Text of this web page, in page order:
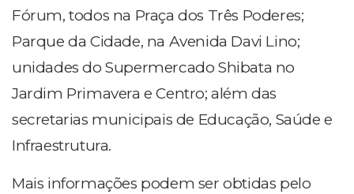
Fórum, todos na Praça dos Três Poderes;
Parque da Cidade, na Avenida Davi Lino;
unidades do Supermercado Shibata no
Jardim Primavera e Centro; além das
secretarias municipais de Educação, Saúde e
Infraestrutura.
Mais informações podem ser obtidas pelo